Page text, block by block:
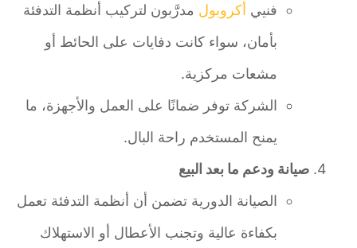
فنييأكروبولمدرَّبون لتركيب أنظمة التدفئة
بأمان، سواء كانت دفايات على الحائط أو
مشعات مركزية.
الشركة توفر ضمانًا على العمل والأجهزة، ما
يمنح المستخدم راحة البال.
صيانة ودعم ما بعد البيع
الصيانة الدورية تضمن أن أنظمة التدفئة تعمل
بكفاءة عالية وتجنب الأعطال أو الاستهلاك